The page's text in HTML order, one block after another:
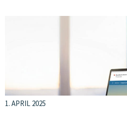
1. APRIL 2025